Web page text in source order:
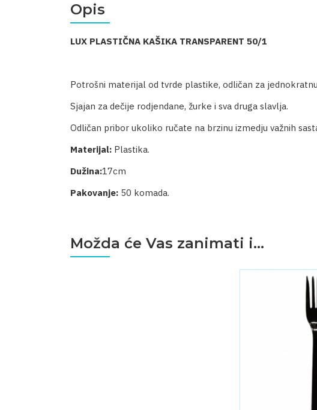
Opis
LUX PLASTIČNA KAŠIKA TRANSPARENT 50/1
Potrošni materijal od tvrde plastike, odličan za
Sjajan za dečije rodjendane, žurke i sva druga slavlja.
Odličan pribor ukoliko ručate na brzinu izmedju važnih
Materijal: Plastika.
Dužina:17cm
Pakovanje: 50 komada.
Možda će Vas zanimati i...